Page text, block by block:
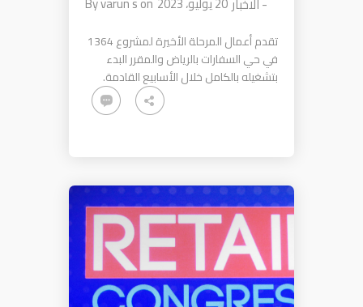
تقدم أعمال المرحلة الأخيرة لمشروع 1364
في حي السفارات بالرياض والمقرر البدء
بتشغيله بالكامل خلال الأسابيع القادمة.